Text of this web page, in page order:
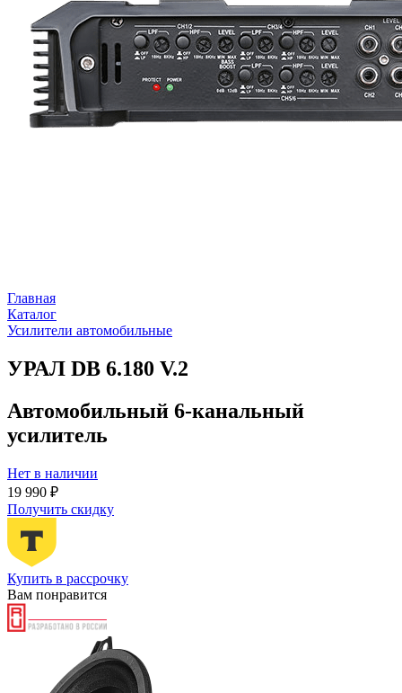
Главная
Каталог
Усилители автомобильные
УРАЛ DB 6.180 V.2
Автомобильный 6-канальный
усилитель
Нет в наличии
19 990 ₽
Получить скидку
Купить в рассрочку
Вам понравится